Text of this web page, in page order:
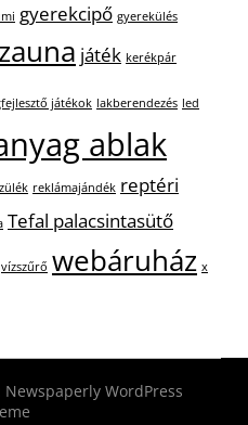
gyerekcipő gyerekülés
játék kerékpár
játékok lakberendezés led
ablak
reklámajándék reptéri
Tefal palacsintasütő
vízszűrő webáruház x
Newspaperly WordPress